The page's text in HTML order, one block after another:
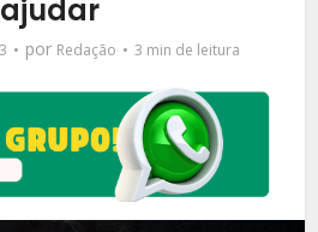
ajudar
por Redação 3 min de leitura